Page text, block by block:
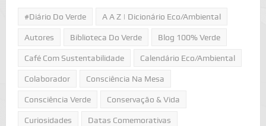
#Diário Do Verde A A Z | Dicionário Eco/Ambiental
Autores Biblioteca Do Verde Blog 100% Verde
Café Com Sustentabilidade Calendário Eco/Ambiental
Colaborador Consciência Na Mesa
Consciência Verde Conservação & Vida
Curiosidades Datas Comemorativas